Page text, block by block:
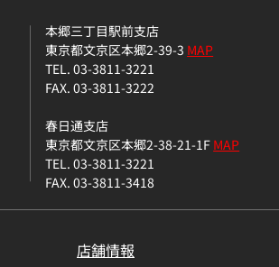
本郷三丁目駅前支店
東京都文京区本郷2-39-3 MAP
TEL. 03-3811-3221
FAX. 03-3811-3222
春日通支店
東京都文京区本郷2-38-21-1FMAP
TEL. 03-3811-3221
FAX. 03-3811-3418
店舗情報